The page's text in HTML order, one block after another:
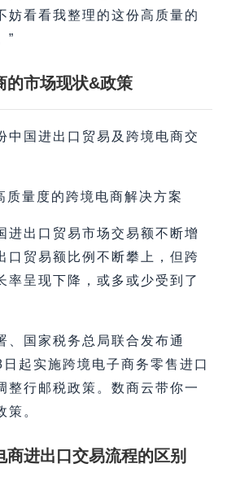
妨看看我整理的这份高质量的
”
的市场现状&政策
中国进出口贸易及跨境电商交
进出口贸易市场交易额不断增
口贸易额比例不断攀上，但跨
率呈现下降，或多或少受到了
、国家税务总局联合发布通
起实施跨境电子商务零售进口
整行邮税政策。数商云带你一
策。
进出口交易流程的区别